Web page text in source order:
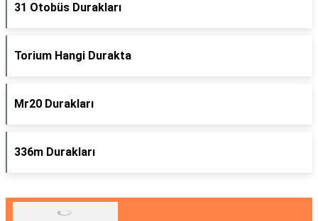
31 Otobüs Durakları
Torium Hangi Durakta
Mr20 Durakları
336m Durakları